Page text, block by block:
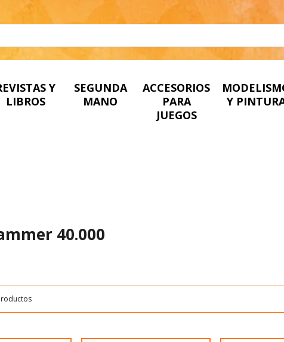
Y
LIBROS
SEGUNDA
MANO
ACCESORIOS
PARA
JUEGOS
Y
40.000